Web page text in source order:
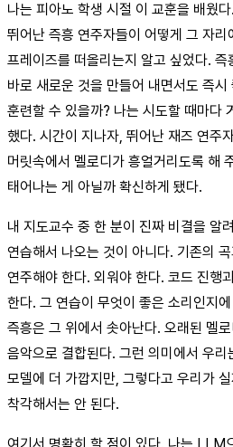
나는 피아노 학생 시절 이 교훈을 배웠
뛰어난 즉흥 연주자들이 어떻게 그 자리
프레이즈를 떠올리는지 알고 싶었다.
바로 새로운 것을 만들어 내면서도 즉
훈련할 수 있을까? 나는 시도할 때마다
했다. 시간이 지나자, 뛰어난 재즈 연주
머릿속에서 멜로디가 흥얼거리도록 해
태어나는 게 아닐까 확신하게 됐다.
내 지도교수 중 한 분이 진짜 비결을 알
연습해서 나오는 것이 아니다. 기존의
연주해야 한다. 외워야 한다. 코드 진행
한다. 그 연습이 무엇이 좋은 소리인지
즉흥은 그 위에서 솟아난다. 오래된 멜
음악으로 결합된다. 그런 의미에서 우
모델에 더 가깝지만, 그렇다고 우리가
착각해서는 안 된다.